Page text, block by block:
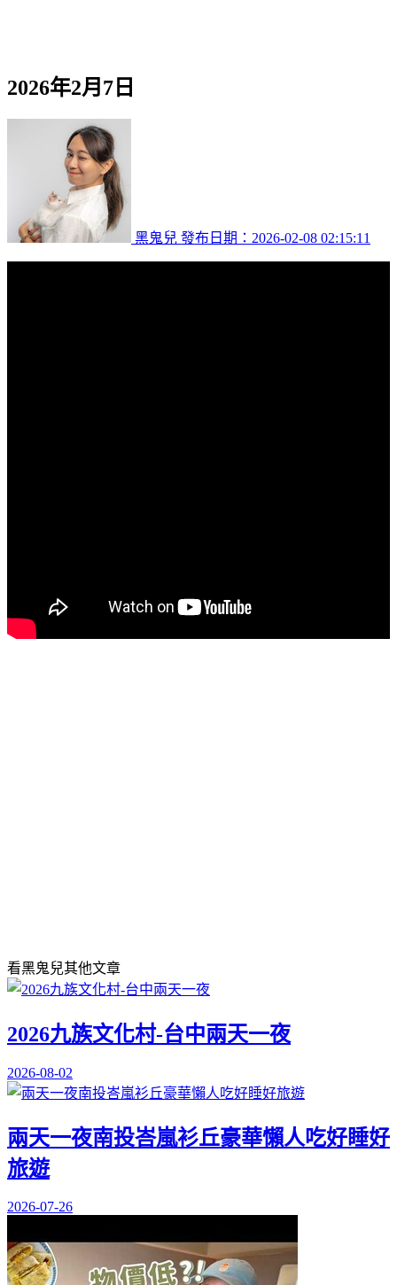
2026年2月7日
黑鬼兒 發布日期：2026-02-08 02:15:11
看黑鬼兒其他文章
2026九族文化村-台中兩天一夜
2026-08-02
兩天一夜南投峇嵐衫丘豪華懶人吃好睡好
旅遊
2026-07-26